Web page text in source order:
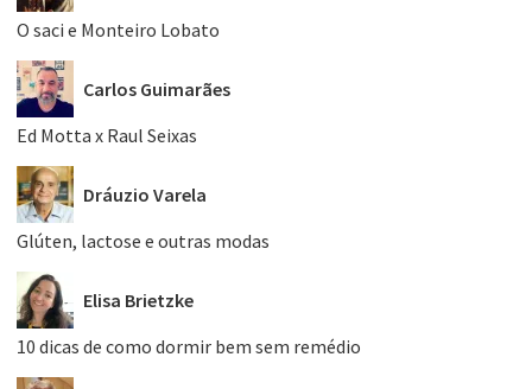
O saci e Monteiro Lobato
Carlos Guimarães
Ed Motta x Raul Seixas
Dráuzio Varela
Glúten, lactose e outras modas
Elisa Brietzke
10 dicas de como dormir bem sem remédio